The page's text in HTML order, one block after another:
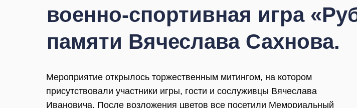
военно-спортивная игра
памяти Вячеслава Сахнова.
Мероприятие открылось торжественным митингом, на котором
присутствовали участники игры, гости и сослуживцы Вячеслава
Ивановича. После возложения цветов все посетили Мемориальный